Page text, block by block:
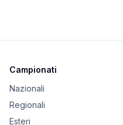
Campionati
Nazionali
Regionali
Esteri